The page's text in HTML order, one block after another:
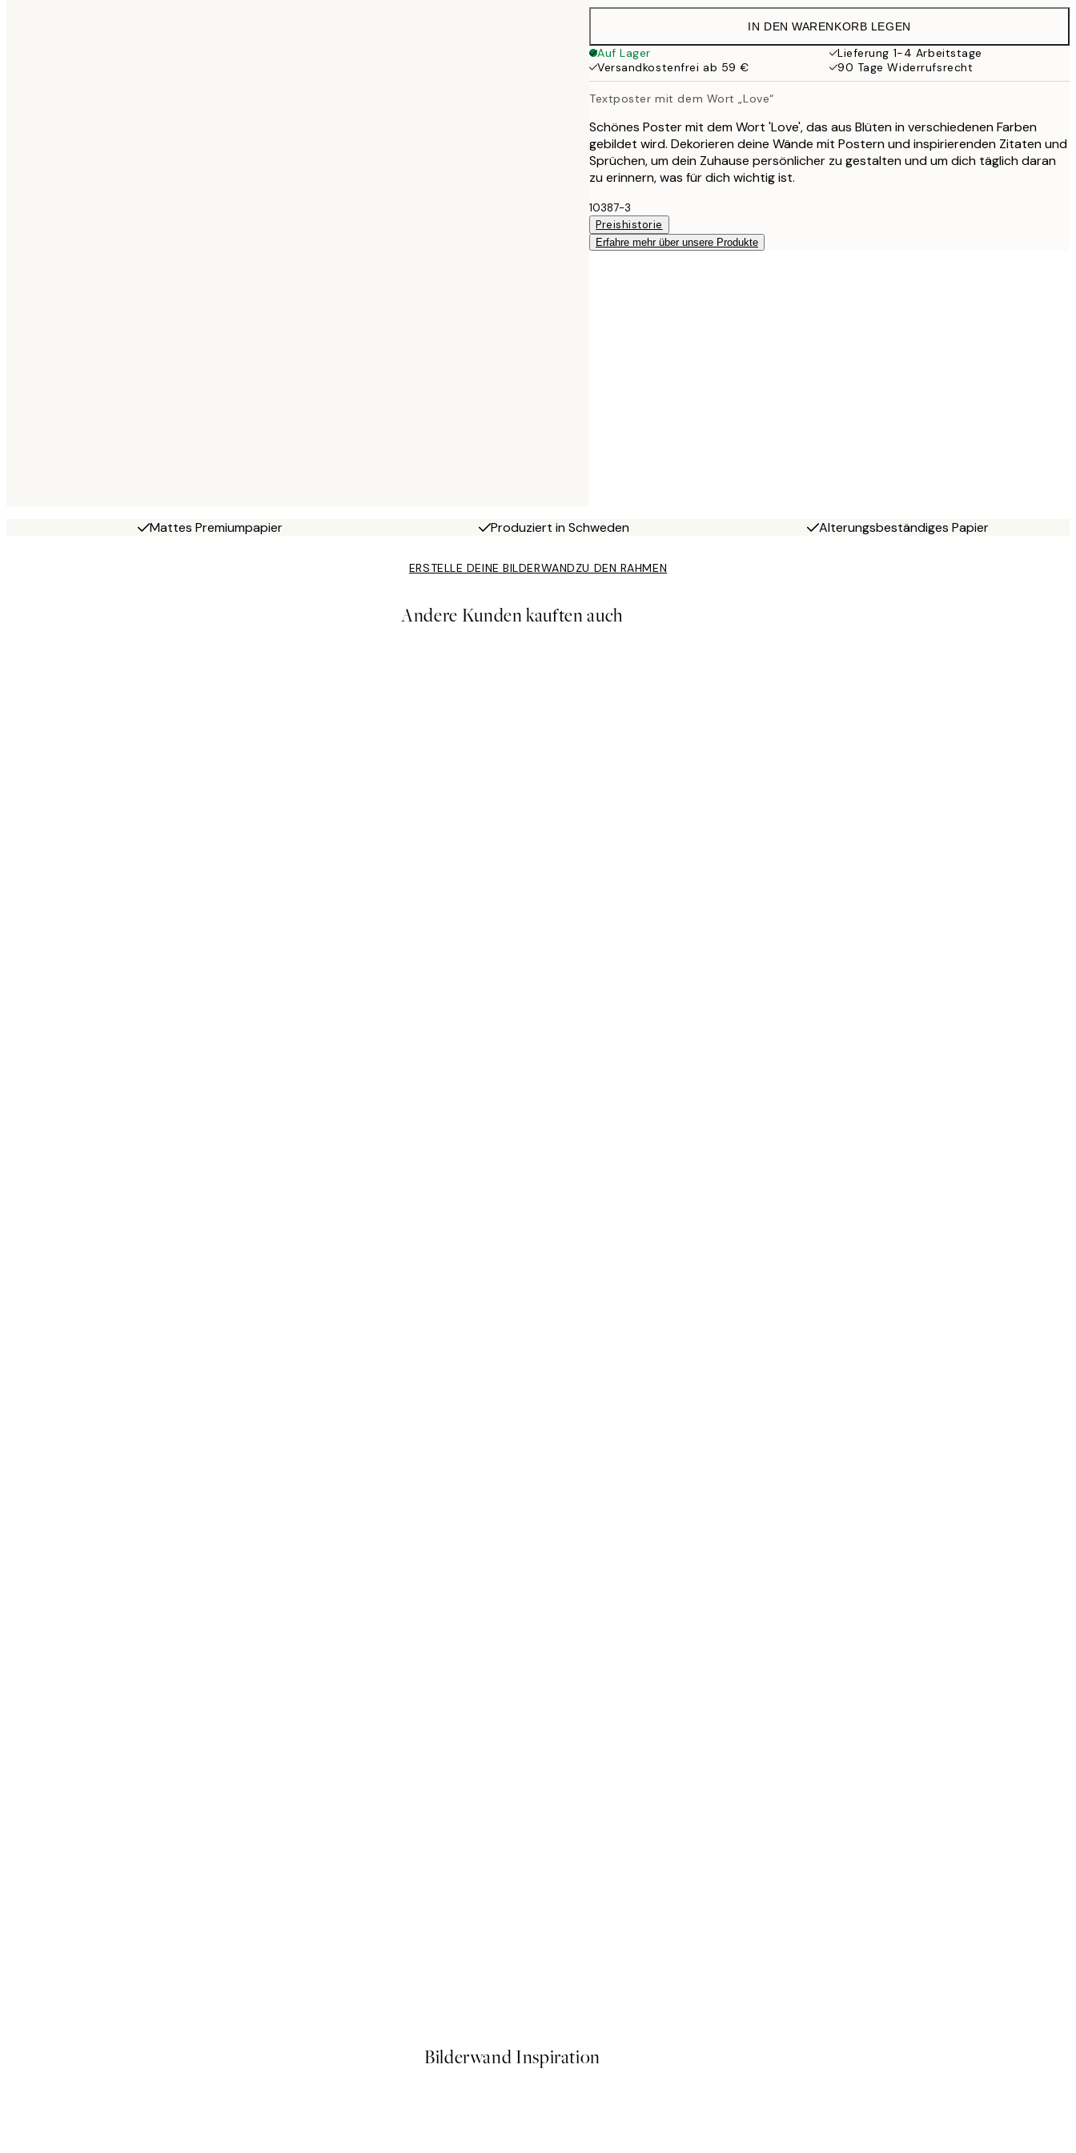
21,95 €
35,95 €
IN DEN WARENKORB LEGEN
Auf Lager
Lieferung 1-4 Arbeitstage
Versandkostenfrei ab 59 €
90 Tage Widerrufsrecht
Textposter mit dem Wort „Love“
Schönes Poster mit dem Wort 'Love', das aus Blüten in verschiedenen Farben
gebildet wird. Dekorieren deine Wände mit Postern und inspirierenden Zitaten und
Sprüchen, um dein Zuhause persönlicher zu gestalten und um dich täglich daran
zu erinnern, was für dich wichtig ist.
10387-3
Preishistorie
Erfahre mehr über unsere Produkte
Mattes Premiumpapier Produziert in Schweden Alterungsbeständiges Papier
ERSTELLE DEINE BILDERWANDZU DEN RAHMEN
Andere Kunden kauften auch
Bilderwand Inspiration